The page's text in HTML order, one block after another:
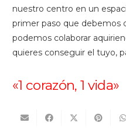
nuestro centro en un
primer paso que debemos
podemos colaborar
quieres conseguir el tuyo,
«1 corazón, 1 vida»